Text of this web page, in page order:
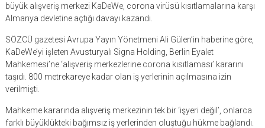
büyük alışveriş merkezi KaDeWe, corona virüsü kısıtlamalarına karşı
Almanya devletine açtığı davayı kazandı.
SÖZCÜ gazetesi Avrupa Yayın Yönetmeni Ali Gülen’in haberine göre,
KaDeWe’yi işleten Avusturyalı Signa Holding, Berlin Eyalet
Mahkemesi’ne ‘alışveriş merkezlerine corona kısıtlaması’ kararını
taşıdı. 800 metrekareye kadar olan iş yerlerinin açılmasına izin
verilmişti.
Mahkeme kararında alışveriş merkezinin tek bir ‘işyeri değil’, onlarca
farklı büyüklükteki bağımsız iş yerlerinden oluştuğu hükme bağlandı.